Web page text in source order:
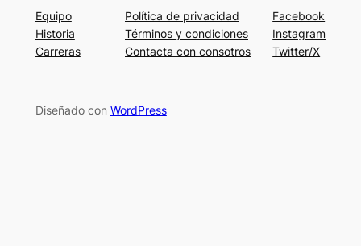
Equipo
Historia
Carreras
Política de privacidad
Términos y condiciones
Contacta con consotros
Facebook
Instagram
Twitter/X
Diseñado con WordPress